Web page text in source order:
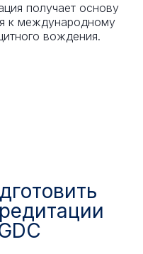
получает основу
к международному
вождения.